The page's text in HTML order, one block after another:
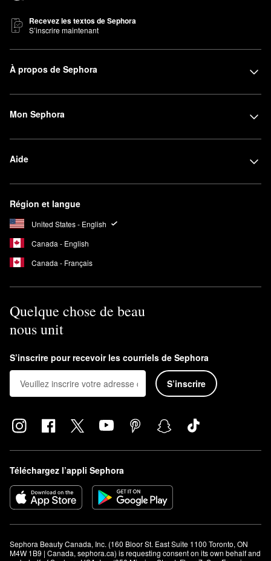
Recevez les textos de Sephora
S’inscrire maintenant
À propos de Sephora
Mon Sephora
Aide
Région et langue
United States - English
Canada - English
Canada - Français
Quelque chose de beau
nous unit
S’inscrire pour recevoir les courriels de Sephora
S’inscrire
Téléchargez l’appli Sephora
Sephora Beauty Canada, Inc. (160 Bloor St. East Suite 1100 Toronto, ON
M4W 1B9 | Canada, sephora.ca) is requesting consent on its own behalf and